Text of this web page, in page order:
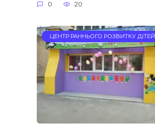
0 20
ЦЕНТР РАННЬОГО РОЗВИТКУ ДІТЕЙ